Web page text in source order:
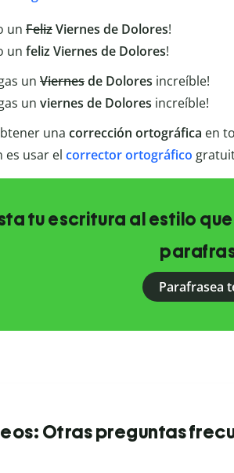
un FelizViernes de Dolores!
un feliz Viernes de Dolores!
un Viernesde Dolores increíble!
un viernes de Dolores increíble!
una corrección ortográfica en
es usar el corrector ortográfico
tu escritura al estilo
Parafrasea
Otras preguntas